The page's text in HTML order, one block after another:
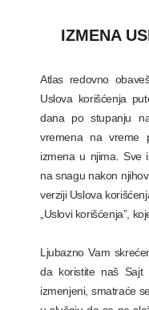
IZMENA
Atlas redovno
Uslova korišćenja
dana po stupanju
vremena na vreme
izmena u njima. Sve
na snagu nakon
verziji Uslova
„Uslovi korišćenja”,
Ljubazno Vam
da koristite naš Sajt
izmenjeni, smatraće